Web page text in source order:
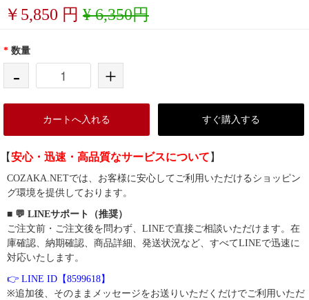
￥ 5,850 円 ¥ 6,350円
* 数量
- +
カートへ入れる すぐ購入する
【安心・迅速・高品質なサービスについて 】
COZAKA.NETでは、お客様に安心してご利用いただけるショッピン
グ環境を提供しております。
■ 💬 LINEサポート（推奨）
ご注文前・ご注文後を問わず、LINEで直接ご相談いただけます。在
庫確認、納期確認、商品詳細、発送状況など、すべてLINEで迅速に
対応いたします。
👉 LINE ID【8599618】
※追加後、そのままメッセージをお送りいただくだけでご利用いただ